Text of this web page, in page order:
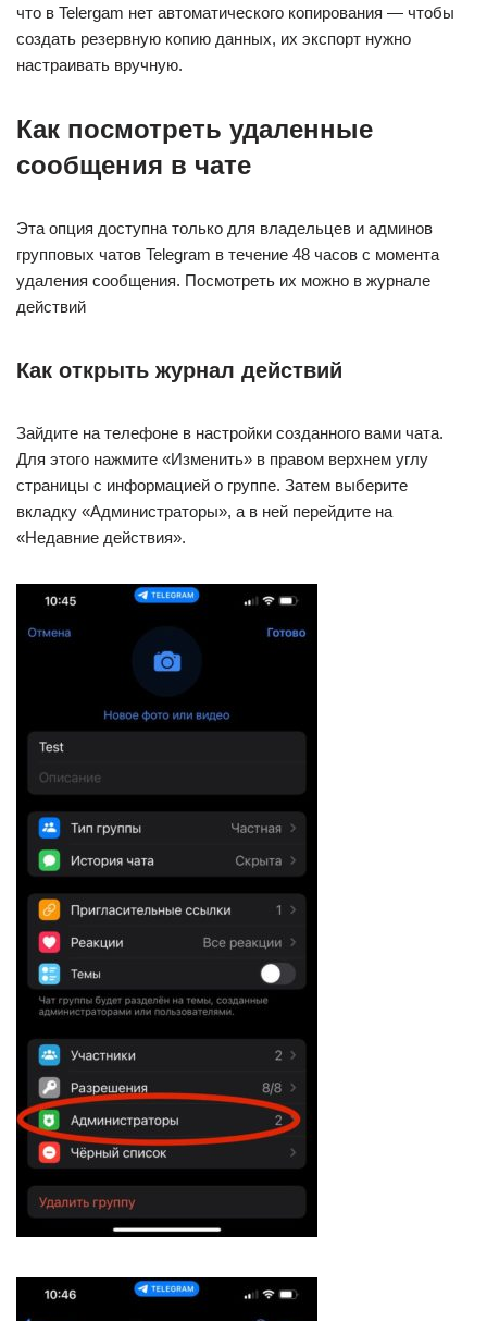
что в Telergam нет автоматического копирования — чтобы
создать резервную копию данных, их экспорт нужно
настраивать вручную.
Как посмотреть удаленные
сообщения в чате
Эта опция доступна только для владельцев и админов
групповых чатов Telegram в течение 48 часов с момента
удаления сообщения. Посмотреть их можно в журнале
действий
Как открыть журнал действий
Зайдите на телефоне в настройки созданного вами чата.
Для этого нажмите «Изменить» в правом верхнем углу
страницы с информацией о группе. Затем выберите
вкладку «Администраторы», а в ней перейдите на
«Недавние действия».